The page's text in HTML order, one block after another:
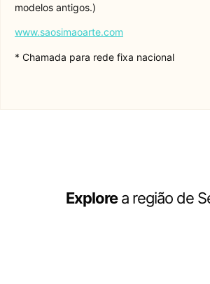
modelos antigos.)
www.saosimaoarte.com
* Chamada para rede fixa nacional
Explorea região de